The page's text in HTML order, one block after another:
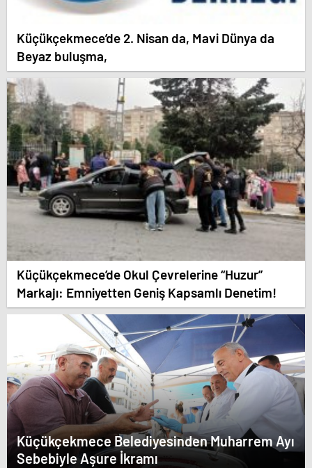
Küçükçekmece’de 2. Nisan da, Mavi Dünya da
Beyaz buluşma,
Küçükçekmece’de Okul Çevrelerine “Huzur”
Markajı: Emniyetten Geniş Kapsamlı Denetim!
Küçükçekmece Belediyesinden Muharrem Ayı
Sebebiyle Aşure İkramı